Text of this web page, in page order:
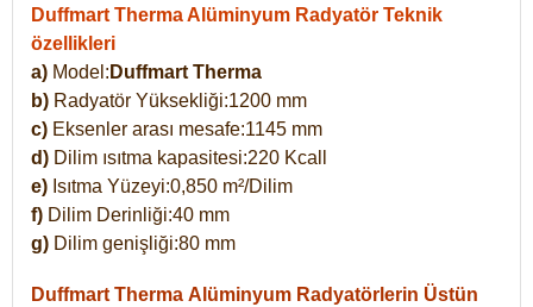
Duffmart Therma Alüminyum Radyatör Teknik
özellikleri
a) Model: Duffmart Therma
b) Radyatör Yüksekliği:1200 mm
c) Eksenler arası mesafe:1145 mm
d) Dilim ısıtma kapasitesi:220 Kcall
e) Isıtma Yüzeyi:0,850 m²/Dilim
f) Dilim Derinliği:40 mm
g) Dilim genişliği:80 mm
Duffmart Therma Alüminyum Radyatörlerin Üstün